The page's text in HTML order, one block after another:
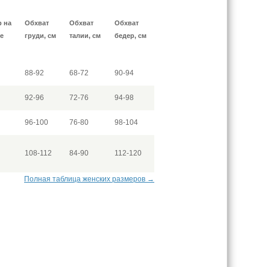
на
Обхват
груди, см
Обхват
талии, см
Обхват
бедер, см
88-92 68-72 90-94
92-96 72-76 94-98
96-100 76-80 98-104
108-112 84-90 112-120
Полная таблица женских размеров →